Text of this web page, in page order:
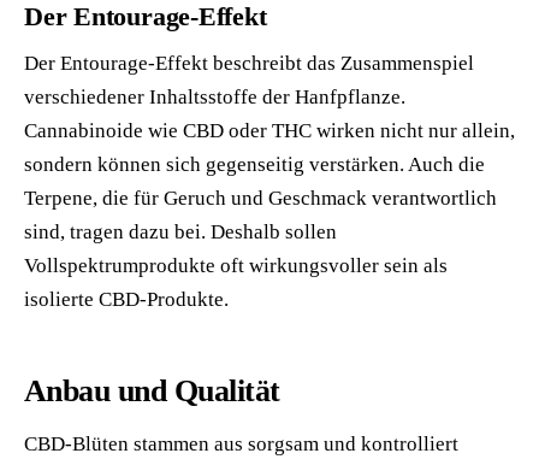
Der Entourage-Effekt
Der Entourage-Effekt beschreibt das Zusammenspiel
verschiedener Inhaltsstoffe der Hanfpflanze.
Cannabinoide wie CBD oder THC wirken nicht nur allein,
sondern können sich gegenseitig verstärken. Auch die
Terpene, die für Geruch und Geschmack verantwortlich
sind, tragen dazu bei. Deshalb sollen
Vollspektrumprodukte oft wirkungsvoller sein als
isolierte CBD-Produkte.
Anbau und Qualität
CBD-Blüten stammen aus sorgsam und kontrolliert